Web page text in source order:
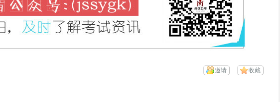
收藏
邀请